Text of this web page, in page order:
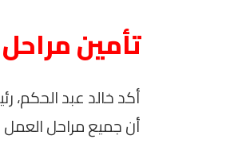
تأمين
أكد خالد عبد الحكم،
أن جميع مراحل العمل